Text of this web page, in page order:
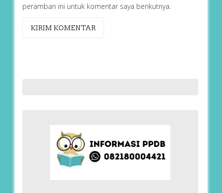
peramban ini untuk komentar saya berikutnya.